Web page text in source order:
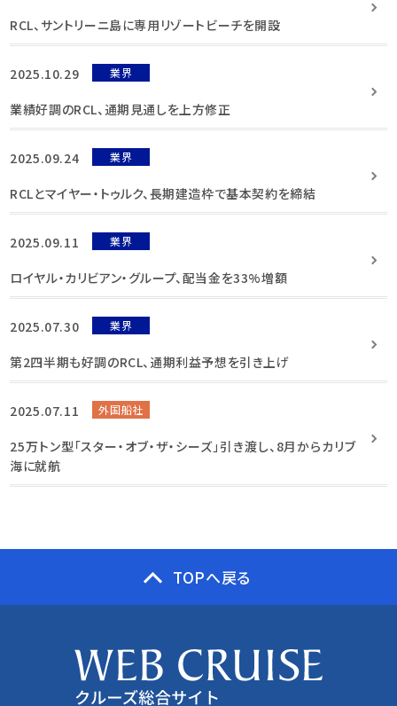
RCL、サントリーニ島に専用リゾートビーチを開設
2025.10.29 業界
業績好調のRCL、通期見通しを上方修正
2025.09.24 業界
RCLとマイヤー・トゥルク、長期建造枠で基本契約を締結
2025.09.11 業界
ロイヤル・カリビアン・グループ、配当金を33%増額
2025.07.30 業界
第2四半期も好調のRCL、通期利益予想を引き上げ
2025.07.11 外国船社
25万トン型「スター・オブ・ザ・シーズ」引き渡し、8月からカリブ
海に就航
TOPへ戻る